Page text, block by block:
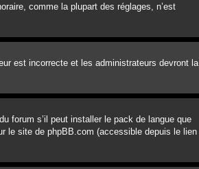
comme la plupart des réglages, n’est
est incorrecte et les administrateurs devront la
forum s’il peut installer le pack de langue que
le site de phpBB.com (accessible depuis le lien